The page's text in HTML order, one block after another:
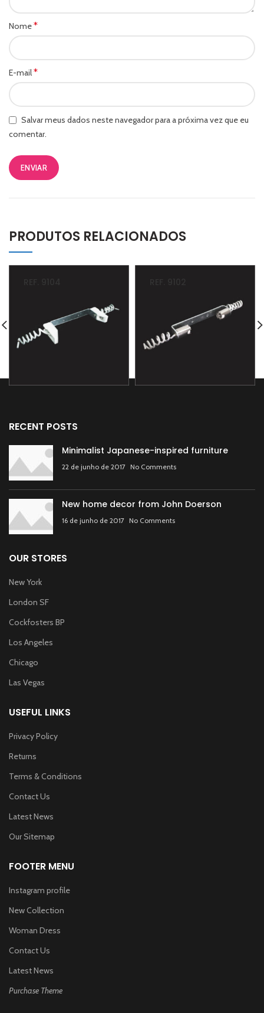
Nome*
E-mail*
Salvar meus dados neste navegador para a próxima vez que eu
comentar.
PRODUTOS RELACIONADOS
RECENT POSTS
Minimalist Japanese-inspired furniture
22 de junho de 2017 No Comments
New home decor from John Doerson
16 de junho de 2017 No Comments
OUR STORES
New York
London SF
Cockfosters BP
Los Angeles
Chicago
Las Vegas
USEFUL LINKS
Privacy Policy
Returns
Terms & Conditions
Contact Us
Latest News
Our Sitemap
FOOTER MENU
Instagram profile
New Collection
Woman Dress
Contact Us
Latest News
Purchase Theme